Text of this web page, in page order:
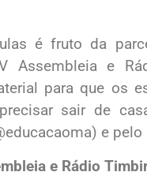
é fruto da
Assembleia e
para que os
sair de
e
e Rádio